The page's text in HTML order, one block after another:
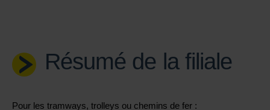
Résumé de la filiale
Pour les tramways, trolleys ou chemins de fer :